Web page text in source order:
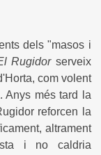
dels "masos i
Rugidorserveix
com volent
Anys més tard la
reforcen la
altrament
i no caldria